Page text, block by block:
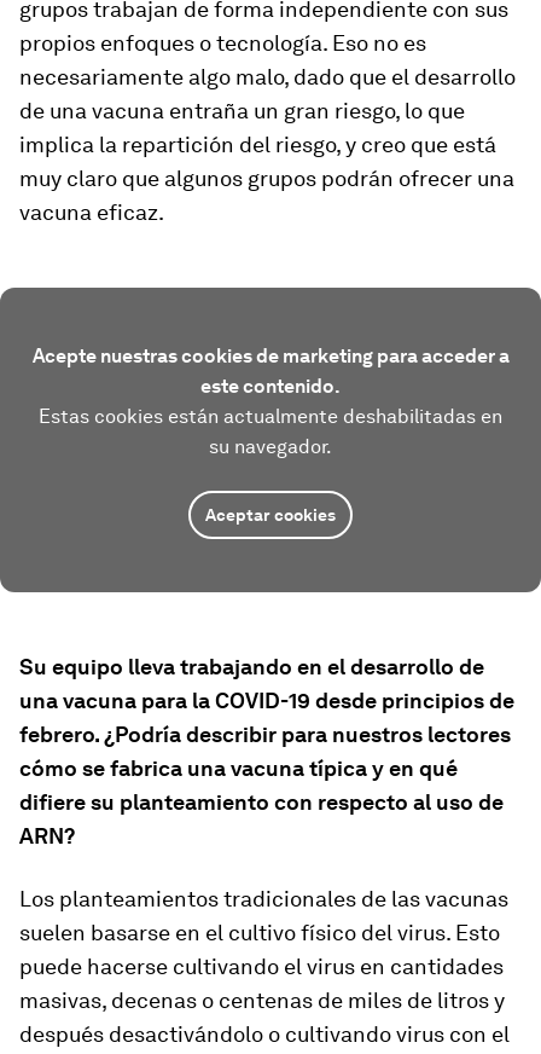
grupos trabajan de forma independiente con sus
propios enfoques o tecnología. Eso no es
necesariamente algo malo, dado que el desarrollo
de una vacuna entraña un gran riesgo, lo que
implica la repartición del riesgo, y creo que está
muy claro que algunos grupos podrán ofrecer una
vacuna eficaz.
Acepte nuestras cookies de marketing para acceder a
este contenido.
Estas cookies están actualmente deshabilitadas en
su navegador.
Aceptar cookies
Su equipo lleva trabajando en el desarrollo de
una vacuna para la COVID-19 desde principios de
febrero. ¿Podría describir para nuestros lectores
cómo se fabrica una vacuna típica y en qué
difiere su planteamiento con respecto al uso de
ARN?
Los planteamientos tradicionales de las vacunas
suelen basarse en el cultivo físico del virus. Esto
puede hacerse cultivando el virus en cantidades
masivas, decenas o centenas de miles de litros y
después desactivándolo o cultivando virus con el